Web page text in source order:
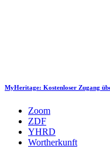
MyHeritage: Kostenloser Zugang
Zoom
ZDF
YHRD
Wortherkunft